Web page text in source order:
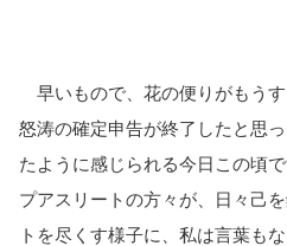
早いもので、花の便りがもう
怒涛の確定申告が終了したと思
たように感じられる今日この頃
プアスリートの方々が、日々己
トを尽くす様子に、私は言葉も